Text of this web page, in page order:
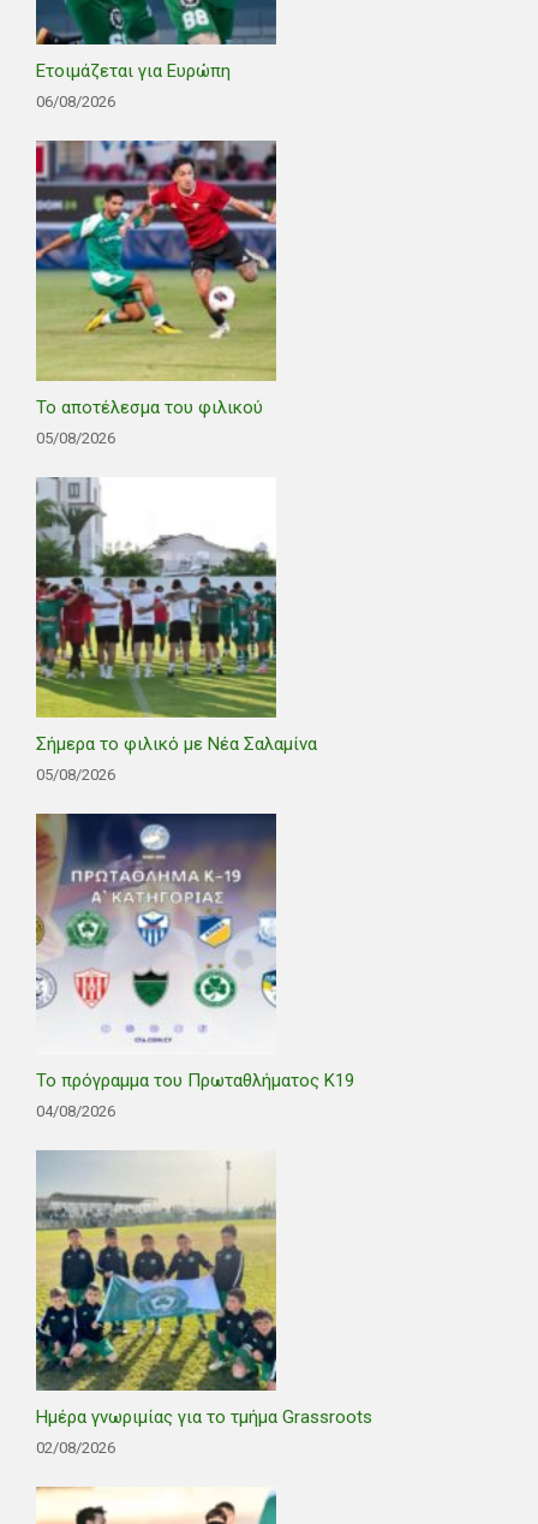
Ετοιμάζεται για Ευρώπη
06/08/2026
Το αποτέλεσμα του φιλικού
05/08/2026
Σήμερα το φιλικό με Νέα Σαλαμίνα
05/08/2026
Το πρόγραμμα του Πρωταθλήματος Κ19
04/08/2026
Ημέρα γνωριμίας για το τμήμα Grassroots
02/08/2026